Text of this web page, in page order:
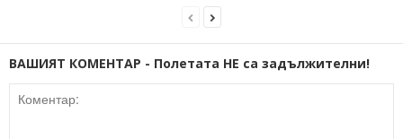
ВАШИЯТ КОМЕНТАР - Полетата НЕ са задължителни!